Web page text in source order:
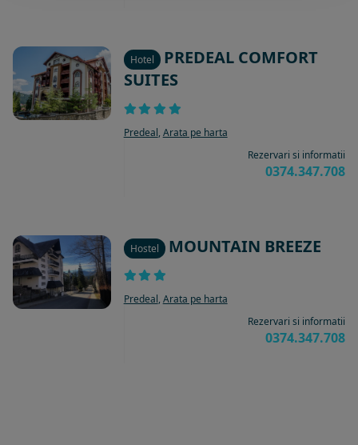
Hotel
PREDEAL COMFORT
SUITES
Predeal, Arata pe harta
Rezervari si informatii
0374.347.708
Hostel MOUNTAIN BREEZE
Predeal, Arata pe harta
Rezervari si informatii
0374.347.708